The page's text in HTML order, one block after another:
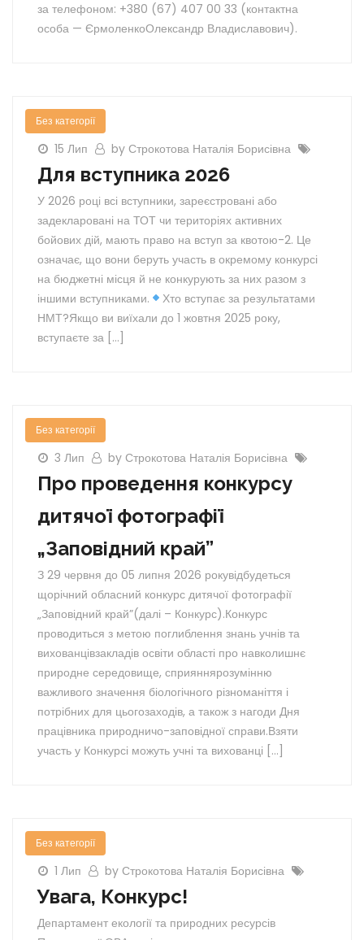
за телефоном: +380 (67) 407 00 33 (контактна
особа — ЄрмоленкоОлександр Владиславович).
Без категорії
15 Лип by Строкотова Наталія Борисівна
Для вступника 2026
У 2026 році всі вступники, зареєстровані або
задекларовані на ТОТ чи територіях активних
бойових дій, мають право на вступ за квотою-2. Це
означає, що вони беруть участь в окремому конкурсі
на бюджетні місця й не конкурують за них разом з
іншими вступниками.
Хто вступає за результатами
НМТ?Якщо ви виїхали до 1 жовтня 2025 року,
вступаєте за […]
Без категорії
3 Лип by Строкотова Наталія Борисівна
Про проведення конкурсу
дитячої фотографії
„Заповідний край”
З 29 червня до 05 липня 2026 рокувідбудеться
щорічний обласний конкурс дитячої фотографії
„Заповідний край”(далі – Конкурс).Конкурс
проводиться з метою поглиблення знань учнів та
вихованцівзакладів освіти області про навколишнє
природне середовище, сприяннярозумінню
важливого значення біологічного різноманіття і
потрібних для цьогозаходів, а також з нагоди Дня
працівника природничо-заповідної справи.Взяти
участь у Конкурсі можуть учні та вихованці […]
Без категорії
1 Лип by Строкотова Наталія Борисівна
Увага, Конкурс!
Департамент екології та природних ресурсів